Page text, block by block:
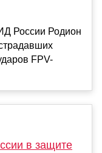
России Родион
FPV-
в защите